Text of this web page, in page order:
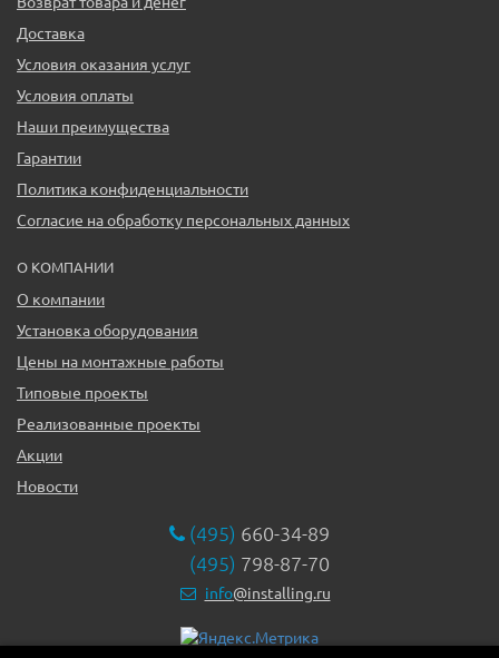
Доставка
Условия оказания услуг
Условия оплаты
Наши преимущества
Гарантии
Политика конфиденциальности
Согласие на обработку персональных данных
О КОМПАНИИ
О компании
Установка оборудования
Цены на монтажные работы
Типовые проекты
Реализованные проекты
Акции
Новости
(495) 660-34-89
(495) 798-87-70
info@installing.ru